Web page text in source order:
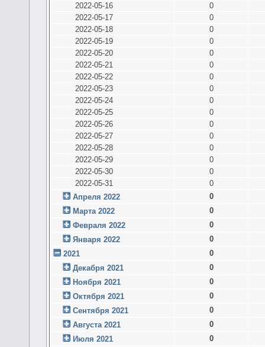
2022-05-16
0
2022-05-17
0
2022-05-18
0
2022-05-19
0
2022-05-20
0
2022-05-21
0
2022-05-22
0
2022-05-23
0
2022-05-24
0
2022-05-25
0
2022-05-26
0
2022-05-27
0
2022-05-28
0
2022-05-29
0
2022-05-30
0
2022-05-31
0
Апреля 2022
0
Марта 2022
0
Февраля 2022
0
Января 2022
0
2021
0
Декабря 2021
0
Ноября 2021
0
Октября 2021
0
Сентября 2021
0
Августа 2021
0
Июля 2021
0